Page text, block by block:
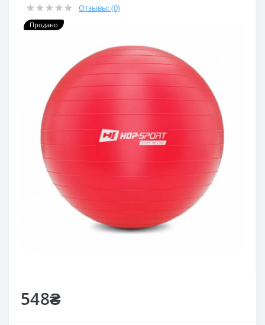
Отзывы: (0)
Продано
548₴